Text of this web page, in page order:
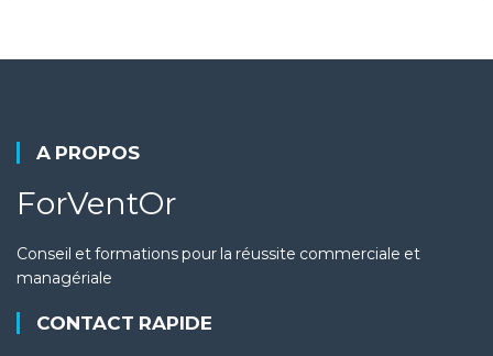
A PROPOS
ForVentOr
Conseil et formations pour la réussite commerciale et
managériale
CONTACT RAPIDE